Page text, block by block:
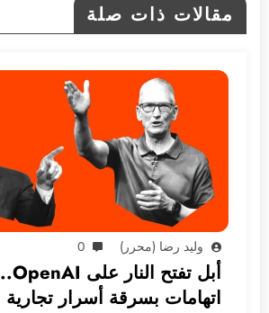
مقالات ذات صلة
وليد رضا (محرر) 0
أبل تفتح النار على OpenAI..
اتهامات بسرقة أسرار تجارية